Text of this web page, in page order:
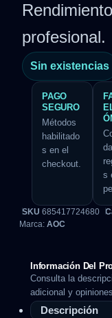
profesional.
Sin existencias
PAGO
SEGURO
Métodos
habilitado
s en el
checkout.
s
SKU 685417724680
Marca: AOC
Información Del
Consulta la
adicional y
Descripción